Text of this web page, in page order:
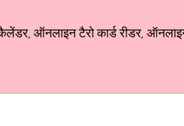
ऑनलाइन टैरो कार्ड रीडर,